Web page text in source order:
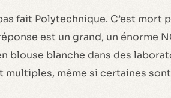
fait Polytechnique. C’est mort
est un grand, un énorme
blouse blanche dans des
multiples, même si certaines